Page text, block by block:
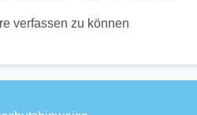
verfassen zu können